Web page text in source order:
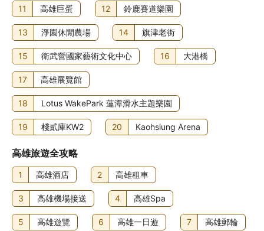
11 高雄巨蛋 12 鈴鹿賽道樂園
13 淨園休閒農場 14 旗津老街
15 衛武營國家藝術文化中心 16 大港橋
17 高雄展覽館
18 Lotus WakePark 蓮潭滑水主題樂園
19 棧貳庫KW2 20 Kaohsiung Arena
高雄旅遊全攻略
1 高雄酒店 2 高雄租車
3 高雄機場接送 4 高雄Spa
5 高雄遊覽 6 高雄一日遊 7 高雄郵輪